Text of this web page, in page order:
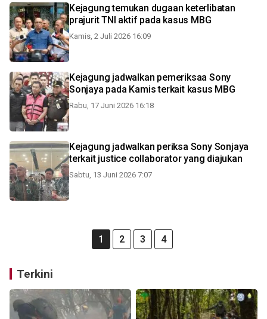
Kejagung temukan dugaan keterlibatan
prajurit TNI aktif pada kasus MBG
Kamis, 2 Juli 2026 16:09
Kejagung jadwalkan pemeriksaa Sony
Sonjaya pada Kamis terkait kasus MBG
Rabu, 17 Juni 2026 16:18
Kejagung jadwalkan periksa Sony Sonjaya
terkait justice collaborator yang diajukan
Sabtu, 13 Juni 2026 7:07
1 2 3 4
Terkini